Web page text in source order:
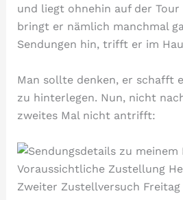
und liegt ohnehin auf der Tour
bringt er nämlich manchmal
Sendungen hin, trifft er im
Man sollte denken, er schafft
zu hinterlegen. Nun, nicht
zweites Mal nicht antrifft: